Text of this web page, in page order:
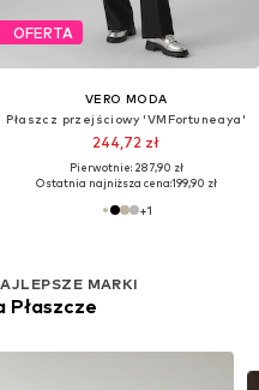
OFERTA
VERO MODA
Płaszcz przejściowy 'VMFortuneaya'
244,72 zł
Pierwotnie: 287,90 zł
Ostatnia najniższa cena:199,90 zł
+1
MARKI
Płaszcze